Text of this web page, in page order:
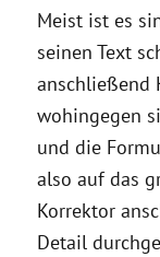
Meist ist es
seinen Text
anschließend
wohingegen
und die
also auf das
Korrektor
Detail